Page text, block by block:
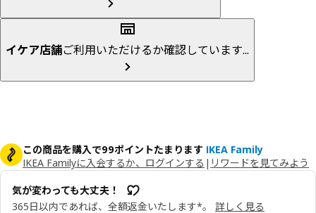
イケア店舗ご利用いただけるか確認しています...
この商品を購入で99ポイントたまります IKEA Family
IKEA Familyに入会するか、ログインする | リワードを見てみよう
気が変わっても大丈夫！
365日以内であれば、全額返金いたします*。
詳しく見る